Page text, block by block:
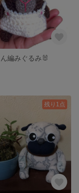
編みぐるみ🐰
残り1点